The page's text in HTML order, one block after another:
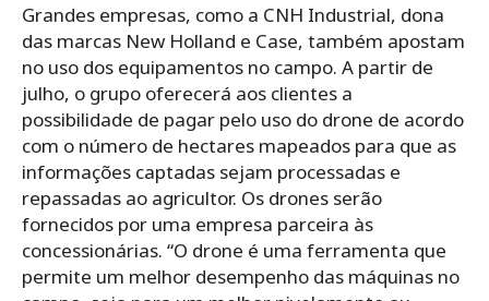
Grandes empresas, como a CNH Industrial, dona
das marcas New Holland e Case, também apostam
no uso dos equipamentos no campo. A partir de
julho, o grupo oferecerá aos clientes a
possibilidade de pagar pelo uso do drone de acordo
com o número de hectares mapeados para que as
informações captadas sejam processadas e
repassadas ao agricultor. Os drones serão
fornecidos por uma empresa parceira às
concessionárias. “O drone é uma ferramenta que
permite um melhor desempenho das máquinas no